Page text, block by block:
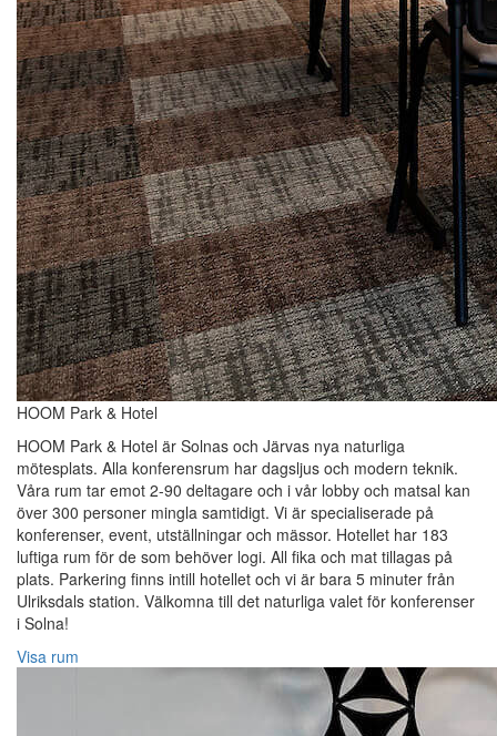
HOOM Park & Hotel
HOOM Park & Hotel är Solnas och Järvas nya naturliga
mötesplats. Alla konferensrum har dagsljus och modern teknik.
Våra rum tar emot 2-90 deltagare och i vår lobby och matsal kan
över 300 personer mingla samtidigt. Vi är specialiserade på
konferenser, event, utställningar och mässor. Hotellet har 183
luftiga rum för de som behöver logi. All fika och mat tillagas på
plats. Parkering finns intill hotellet och vi är bara 5 minuter från
Ulriksdals station. Välkomna till det naturliga valet för konferenser
i Solna!
Visa rum